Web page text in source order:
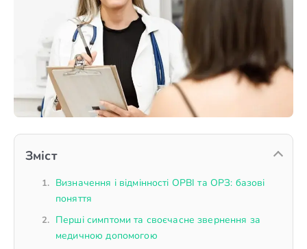
Зміст
Визначення і відмінності ОРВІ та ОРЗ: базові
поняття
Перші симптоми та своєчасне звернення за
медичною допомогою